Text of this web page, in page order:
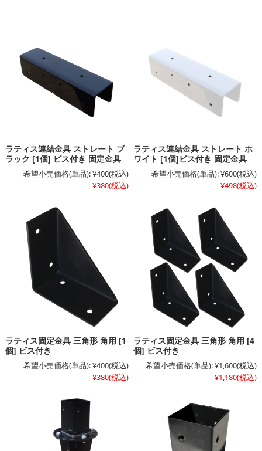
ラティス連結金具 ストレート ブ
ラック [1個] ビス付き 固定金具
希望小売価格(単品):¥400(税込)
¥380(税込)
ラティス連結金具 ストレート ホ
ワイト [1個]ビス付き 固定金具
希望小売価格(単品):¥600(税込)
¥498(税込)
ラティス固定金具 三角形 角用 [1
個] ビス付き
希望小売価格(単品):¥400(税込)
¥380(税込)
ラティス固定金具 三角形 角用 [4
個] ビス付き
希望小売価格(単品):¥1,600(税込)
¥1,180(税込)